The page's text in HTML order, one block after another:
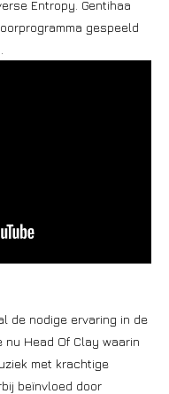
Entropy. Gentihaa
gespeeld
de nodige ervaring in de
Head Of Clay waarin
met krachtige
beïnvloed door